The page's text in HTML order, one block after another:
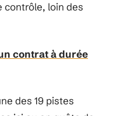
contrôle, loin des
contrat à durée
des 19 pistes